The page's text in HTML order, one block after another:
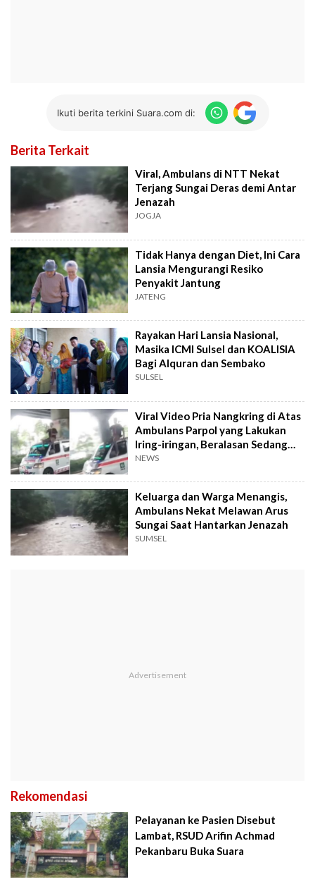
Ikuti berita terkini Suara.com di:
Berita Terkait
Viral, Ambulans di NTT Nekat
Terjang Sungai Deras demi Antar
Jenazah
JOGJA
Tidak Hanya dengan Diet, Ini Cara
Lansia Mengurangi Resiko
Penyakit Jantung
JATENG
Rayakan Hari Lansia Nasional,
Masika ICMI Sulsel dan KOALISIA
Bagi Alquran dan Sembako
SULSEL
Viral Video Pria Nangkring di Atas
Ambulans Parpol yang Lakukan
Iring-iringan, Beralasan Sedang
Betulkan Sirine
NEWS
Keluarga dan Warga Menangis,
Ambulans Nekat Melawan Arus
Sungai Saat Hantarkan Jenazah
SUMSEL
Rekomendasi
Pelayanan ke Pasien Disebut
Lambat, RSUD Arifin Achmad
Pekanbaru Buka Suara